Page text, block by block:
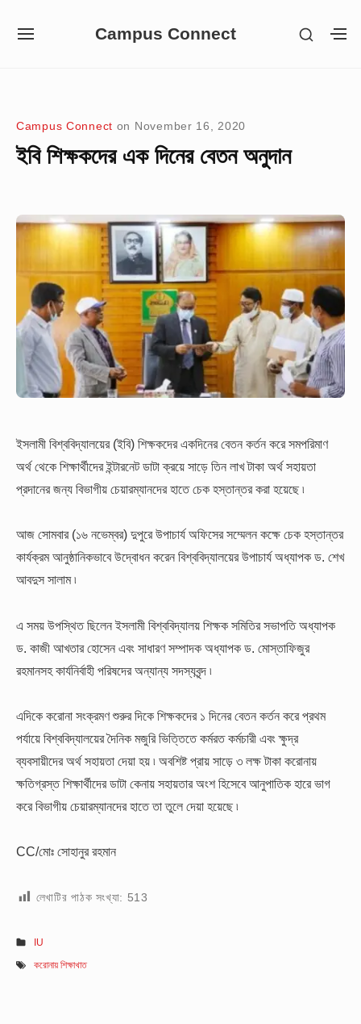
Campus Connect
SITE
SHOW
Campus Connect on November 16, 2020
ইবি শিক্ষকদের এক দিনের বেতন অনুদান
ইসলামী বিশ্ববিদ্যালয়ের (ইবি) শিক্ষকদের একদিনের বেতন কর্তন করে সমপরিমাণ
অর্থ থেকে শিক্ষার্থীদের ইন্টারনেট ডাটা ক্রয়ে সাড়ে তিন লাখ টাকা অর্থ সহায়তা
প্রদানের জন্য বিভাগীয় চেয়ারম্যানদের হাতে চেক হস্তান্তর করা হয়েছে ৷
আজ সোমবার (১৬ নভেম্বর) দুপুরে উপাচার্য অফিসের সম্মেলন কক্ষে চেক হস্তান্তর
কার্যক্রম আনুষ্ঠানিকভাবে উদ্বোধন করেন বিশ্ববিদ্যালয়ের উপাচার্য অধ্যাপক ড. শেখ
আবদুস সালাম ৷
এ সময় উপস্থিত ছিলেন ইসলামী বিশ্ববিদ্যালয় শিক্ষক সমিতির সভাপতি অধ্যাপক
ড. কাজী আখতার হোসেন এবং সাধারণ সম্পাদক অধ্যাপক ড. মোস্তাফিজুর
রহমানসহ কার্যনির্বাহী পরিষদের অন্যান্য সদস্যবৃন্দ ৷
এদিকে করোনা সংক্রমণ শুরুর দিকে শিক্ষকদের ১ দিনের বেতন কর্তন করে প্রথম
পর্যায়ে বিশ্ববিদ্যালয়ের দৈনিক মজুরি ভিত্তিতে কর্মরত কর্মচারী এবং ক্ষুদ্র
ব্যবসায়ীদের অর্থ সহায়তা দেয়া হয় ৷ অবশিষ্ট প্রায় সাড়ে ৩ লক্ষ টাকা করোনায়
ক্ষতিগ্রস্ত শিক্ষার্থীদের ডাটা কেনায় সহায়তার অংশ হিসেবে আনুপাতিক হারে ভাগ
করে বিভাগীয় চেয়ারম্যানদের হাতে তা তুলে দেয়া হয়েছে ৷
CC/মোঃ সোহানুর রহমান
লেখাটির পাঠক সংখ্যা: 513
IU
করোনায় শিক্ষাখাত